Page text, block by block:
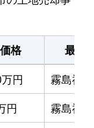
価格
最寄
円
霧島神宮
円
霧島神宮